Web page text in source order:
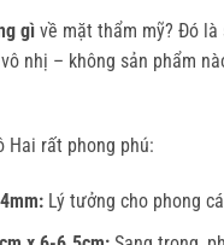
gì về mặt thẩm mỹ? Đó
nhị – không sản phẩm
Hai rất phong phú:
Lý tưởng cho phong